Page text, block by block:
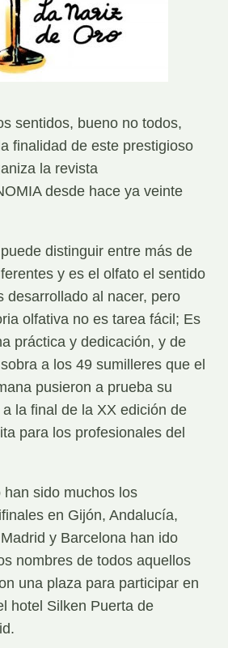
sentidos, bueno no todos,
finalidad de este prestigioso
la revista
desde hace ya veinte
distinguir entre más de
y es el olfato el sentido
desarrollado al nacer, pero
olfativa no es tarea fácil; Es
práctica y dedicación, y de
a los 49 sumilleres que el
pusieron a prueba su
la final de la XX edición de
para los profesionales del
sido muchos los
en Gijón, Andalucía,
y Barcelona han ido
nombres de todos aquellos
una plaza para participar en
hotel Silken Puerta de